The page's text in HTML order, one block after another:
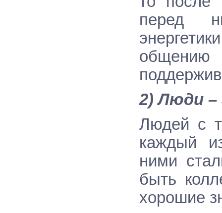
перед
2) Люди –
Людей с
каждый
ними
быть
хорошие